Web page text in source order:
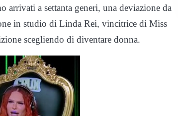
a settanta generi, una deviazione da
in studio di Linda Rei, vincitrice di Miss
scegliendo di diventare donna.